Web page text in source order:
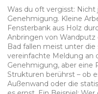
Was du oft vergisst:
Genehmigung. Kleine
Fensterbank aus Holz
Anbringen von Wandputz
Bad fallen meist unter
vereinfachte Meldung an
Genehmigung, aber eine
Strukturen berührst – ob
Außenwand oder die